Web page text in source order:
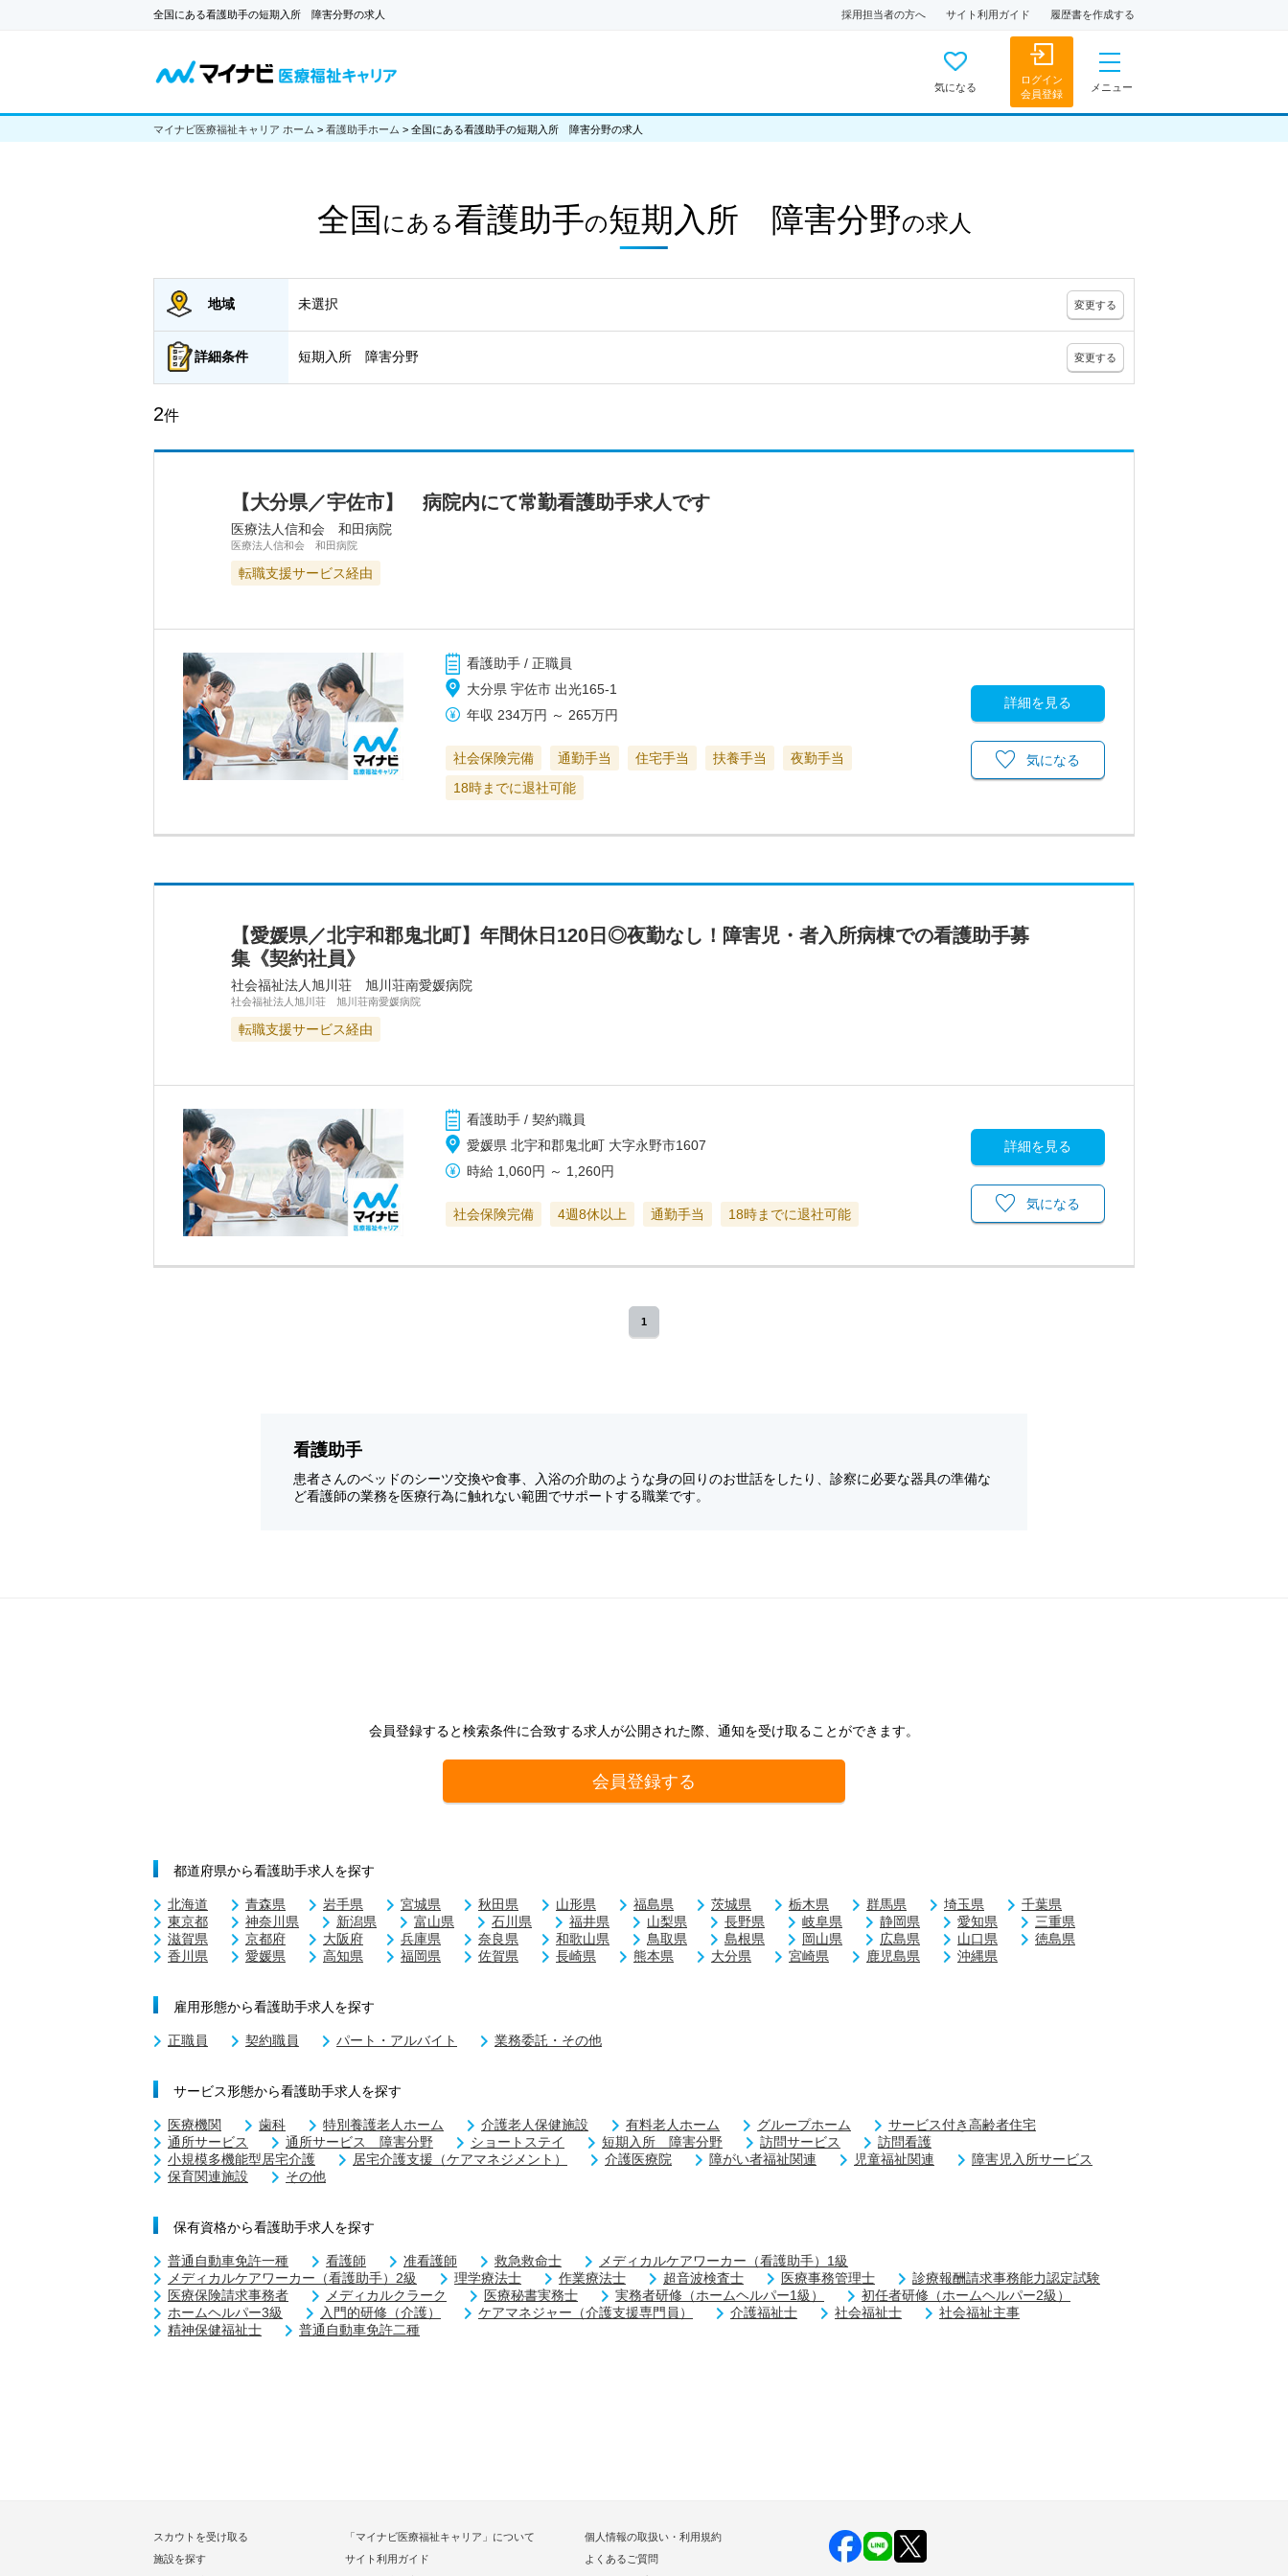
全国にある看護助手の短期入所 障害分野の求人 採用担当者の方へ サイト利用ガイド 履歴書を作成する
気になる
ログイン
会員登録
メニュー
マイナビ医療福祉キャリア ホーム > 看護助手ホーム > 全国にある看護助手の短期入所 障害分野の求人
全国 にある看護助手の短期入所 障害分野の求人
地域 未選択 変更する
詳細条件 短期入所 障害分野 変更する
2件
【大分県／宇佐市】 病院内にて常勤看護助手求人です
医療法人信和会 和田病院
医療法人信和会 和田病院
転職支援サービス経由
看護助手 / 正職員
大分県 宇佐市 出光165-1
年収 234万円 ～ 265万円
社会保険完備 通勤手当 住宅手当 扶養手当
夜勤手当
18時までに退社可能
詳細を見る
気になる
【愛媛県／北宇和郡鬼北町】年間休日120日◎夜勤なし！障害児・者入所病棟での看護助手募
集《契約社員》
社会福祉法人旭川荘 旭川荘南愛媛病院
社会福祉法人旭川荘 旭川荘南愛媛病院
転職支援サービス経由
看護助手 / 契約職員
愛媛県 北宇和郡鬼北町 大字永野市1607
時給 1,060円 ～ 1,260円
社会保険完備 4週8休以上 通勤手当 18時までに退社可能
詳細を見る
気になる
1
看護助手
患者さんのベッドのシーツ交換や食事、入浴の介助のような身の回りのお世話をしたり、診察に必要な器具の準備な
ど看護師の業務を医療行為に触れない範囲でサポートする職業です。
会員登録すると検索条件に合致する求人が公開された際、通知を受け取ることができます。
会員登録する
都道府県から看護助手求人を探す
北海道 青森県 岩手県 宮城県 秋田県 山形県 福島県 茨城県 栃木県 群馬県 埼玉県
千葉県
東京都
神奈川県 新潟県 富山県 石川県 福井県 山梨県 長野県 岐阜県 静岡県 愛知県
三重県
滋賀県
京都府 大阪府 兵庫県 奈良県 和歌山県 鳥取県 島根県 岡山県 広島県 山口県
徳島県
香川県
愛媛県 高知県 福岡県 佐賀県 長崎県 熊本県 大分県 宮崎県 鹿児島県 沖縄県
雇用形態から看護助手求人を探す
正職員 契約職員 パート・アルバイト 業務委託・その他
サービス形態から看護助手求人を探す
医療機関 歯科 特別養護老人ホーム 介護老人保健施設 有料老人ホーム グループホーム
サービス付き高齢者住宅
通所サービス
通所サービス 障害分野 ショートステイ 短期入所 障害分野 訪問サービス
訪問看護
小規模多機能型居宅介護
居宅介護支援（ケアマネジメント） 介護医療院 障がい者福祉関連 児童福祉関連
障害児入所サービス
保育関連施設
その他
保有資格から看護助手求人を探す
普通自動車免許一種 看護師 准看護師 救急救命士
メディカルケアワーカー（看護助手）1級
メディカルケアワーカー（看護助手）2級
理学療法士 作業療法士 超音波検査士 医療事務管理士
診療報酬請求事務能力認定試験
医療保険請求事務者
メディカルクラーク 医療秘書実務士 実務者研修（ホームヘルパー1級）
初任者研修（ホームヘルパー2級）
ホームヘルパー3級
入門的研修（介護） ケアマネジャー（介護支援専門員） 介護福祉士 社会福祉士
社会福祉主事
精神保健福祉士
普通自動車免許二種
スカウトを受け取る
施設を探す
「マイナビ医療福祉キャリア」について
サイト利用ガイド
個人情報の取扱い・利用規約
よくあるご質問